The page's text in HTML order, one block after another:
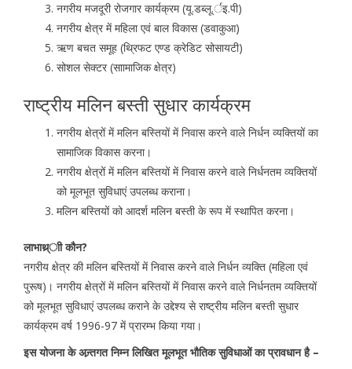
नगरीय मजदूरी रोजगार कार्यक्रम (यू.डब्लू.र्इ.पी)
नगरीय क्षेत्र में महिला एवं बाल विकास (डवाकुआ)
ऋण बचत समूह (थ्रिफट एण्ड क्रेडिट सोसायटी)
सोशल सेक्टर (साामाजिक क्षेत्र)
राष्ट्रीय मलिन बस्ती सुधार कार्यक्रम
नगरीय क्षेत्रों में मलिन बस्तियों में निवास करने वाले निर्धन व्यक्तियों का
सामाजिक विकास करना।
नगरीय क्षेत्रों में मलिन बस्तियों में निवास करने वाले निर्धनतम व्यक्तियों
को मूलभूत सुविधाएं उपलब्ध कराना।
मलिन बस्तियों को आदर्श मलिन बस्ती के रूप में स्थापित करना।
लाभाथ्र्ाी कौन?
नगरीय क्षेत्र की मलिन बस्तियों में निवास करने वाले निर्धन व्यक्ति (महिला एवं
पुरूष)। नगरीय क्षेत्रों में मलिन बस्तियों में निवास करने वाले निर्धनतम व्यक्तियों
को मूलभूत सुविधाएं उपलब्ध कराने के उद्देश्य से राष्ट्रीय मलिन बस्ती सुधार
कार्यक्रम वर्ष 1996-97 में प्रारम्भ किया गया।
इस योजना के अन्र्तगत निम्न लिखित मूलभूत भौतिक सुविधाओं का प्रावधान है –